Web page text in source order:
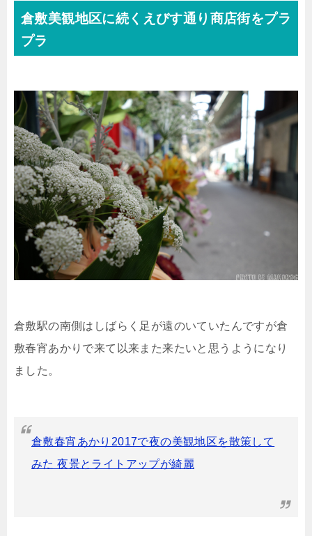
倉敷美観地区に続くえびす通り商店街をプラ
プラ
倉敷駅の南側はしばらく足が遠のいていたんですが倉
敷春宵あかりで来て以来また来たいと思うようになり
ました。
倉敷春宵あかり2017で夜の美観地区を散策して
みた 夜景とライトアップが綺麗